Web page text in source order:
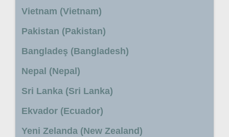
Vietnam (Vietnam)
Pakistan (Pakistan)
Bangladeş (Bangladesh)
Nepal (Nepal)
Sri Lanka (Sri Lanka)
Ekvador (Ecuador)
Yeni Zelanda (New Zealand)